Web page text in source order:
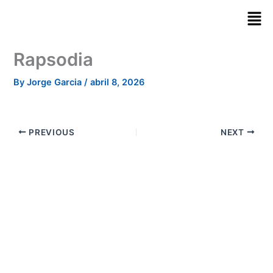
Rapsodia
ByJorge Garcia/abril 8, 2026
PREVIOUS NEXT